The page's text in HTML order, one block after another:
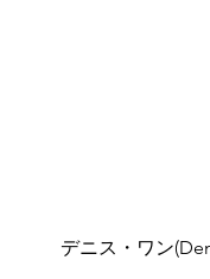
デニス・ワン